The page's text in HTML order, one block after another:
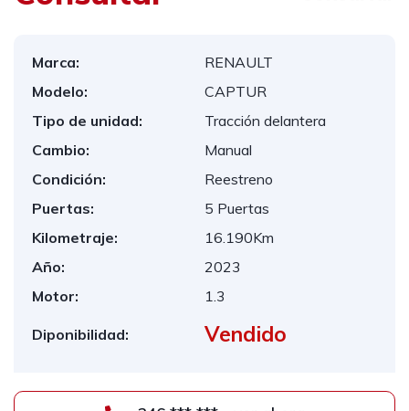
Marca:
RENAULT
Modelo:
CAPTUR
Tipo de unidad:
Tracción delantera
Cambio:
Manual
Condición:
Reestreno
Puertas:
5 Puertas
Kilometraje:
16.190Km
Año:
2023
Motor:
1.3
Diponibilidad: Vendido